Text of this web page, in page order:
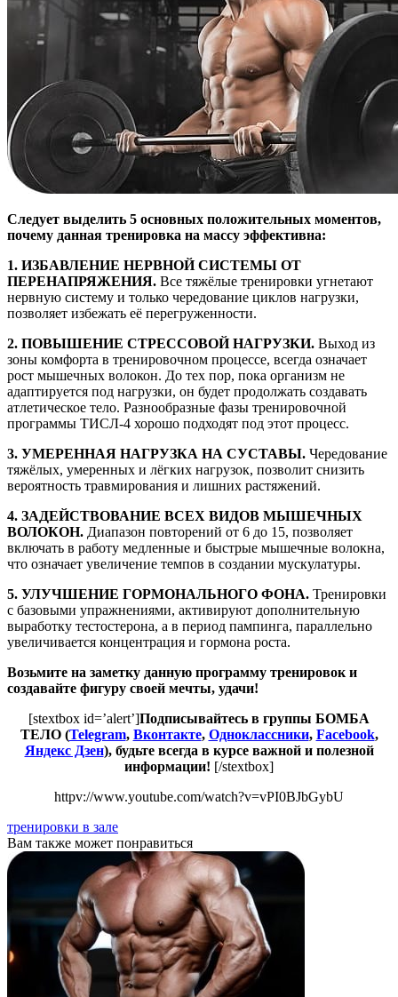
Следует выделить 5 основных положительных моментов,
почему данная тренировка на массу эффективна:
1. ИЗБАВЛЕНИЕ НЕРВНОЙ СИСТЕМЫ ОТ
ПЕРЕНАПРЯЖЕНИЯ. Все тяжёлые тренировки угнетают
нервную систему и только чередование циклов нагрузки,
позволяет избежать её перегруженности.
2. ПОВЫШЕНИЕ СТРЕССОВОЙ НАГРУЗКИ. Выход из
зоны комфорта в тренировочном процессе, всегда означает
рост мышечных волокон. До тех пор, пока организм не
адаптируется под нагрузки, он будет продолжать создавать
атлетическое тело. Разнообразные фазы тренировочной
программы ТИСЛ-4 хорошо подходят под этот процесс.
3. УМЕРЕННАЯ НАГРУЗКА НА СУСТАВЫ. Чередование
тяжёлых, умеренных и лёгких нагрузок, позволит снизить
вероятность травмирования и лишних растяжений.
4. ЗАДЕЙСТВОВАНИЕ ВСЕХ ВИДОВ МЫШЕЧНЫХ
ВОЛОКОН. Диапазон повторений от 6 до 15, позволяет
включать в работу медленные и быстрые мышечные волокна,
что означает увеличение темпов в создании мускулатуры.
5. УЛУЧШЕНИЕ ГОРМОНАЛЬНОГО ФОНА. Тренировки
с базовыми упражнениями, активируют дополнительную
выработку тестостерона, а в период пампинга, параллельно
увеличивается концентрация и гормона роста.
Возьмите на заметку данную программу тренировок и
создавайте фигуру своей мечты, удачи!
[stextbox id=’alert’]Подписывайтесь в группы БОМБА
ТЕЛО (Telegram, Вконтакте, Одноклассники, Facebook,
Яндекс Дзен), будьте всегда в курсе важной и полезной
информации! [/stextbox]
httpv://www.youtube.com/watch?v=vPI0BJbGybU
тренировки в зале
Вам также может понравиться